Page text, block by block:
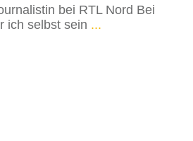
bei RTL Nord Bei
ich selbst sein ...